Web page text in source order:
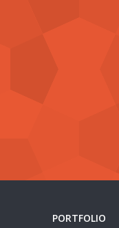
PORTFOLIO